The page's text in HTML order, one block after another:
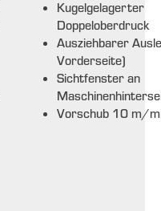
Kugelgelagerter
Doppeloberdruck
Ausziehbarer
Vorderseite)
Sichtfenster an
Vorschub 10 m/